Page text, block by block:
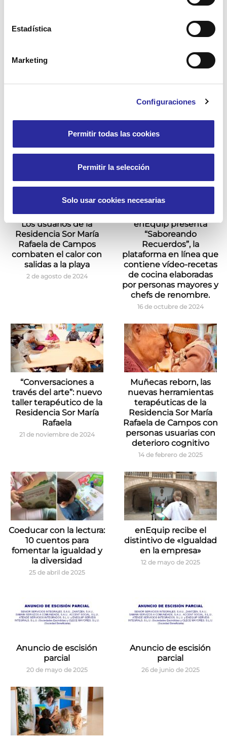
Estadística
Marketing
Configuraciones
Permitir todas las cookies
Permitir la selección
Solo usar cookies necesarias
adaptación a la escoleta
Residencia Sor María
Rafaela de Campos se
suman al Proyecto
naturales
5 de junio de 2024
Los usuarios de la
Residencia Sor María
Rafaela de Campos
combaten el calor con
salidas a la playa
2 de agosto de 2024
enEquip presenta
“Saboreando
Recuerdos”, la
plataforma en línea que
contiene vídeo-recetas
de cocina elaboradas
por personas mayores y
chefs de renombre.
16 de octubre de 2024
“Conversaciones a
través del arte”: nuevo
taller terapéutico de la
Residencia Sor María
Rafaela
21 de noviembre de 2024
Muñecas reborn, las
nuevas herramientas
terapéuticas de la
Residencia Sor María
Rafaela de Campos con
personas usuarias con
deterioro cognitivo
14 de febrero de 2025
Coeducar con la lectura:
10 cuentos para
fomentar la igualdad y
la diversidad
25 de abril de 2025
enEquip recibe el
distintivo de «Igualdad
en la empresa»
12 de mayo de 2025
Anuncio de escisión
parcial
20 de mayo de 2025
Anuncio de escisión
parcial
26 de junio de 2025